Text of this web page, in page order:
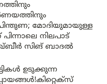
പിന്തുണ; മോദിയുമായുള്ള
നിലപാട്
സിങ് ബാദൽ
ഉടുക്കുന്ന